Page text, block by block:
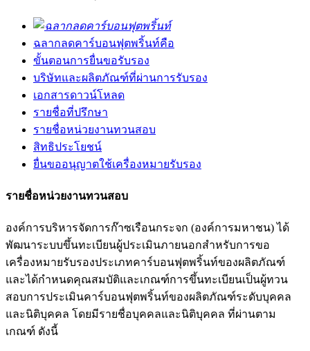
ฉลากลดคาร์บอนฟุตพริ้นท์คือ
ขั้นตอนการยื่นขอรับรอง
บริษัทและผลิตภัณฑ์ที่ผ่านการรับรอง
เอกสารดาวน์โหลด
รายชื่อที่ปรึกษา
รายชื่อหน่วยงานทวนสอบ
สิทธิประโยชน์
ยื่นขออนุญาตใช้เครื่องหมายรับรอง
รายชื่อหน่วยงานทวนสอบ
องค์การบริหารจัดการก๊าซเรือนกระจก (องค์การมหาชน) ได้
พัฒนาระบบขึ้นทะเบียนผู้ประเมินภายนอกสำหรับการขอ
เครื่องหมายรับรองประเภทคาร์บอนฟุตพริ้นท์ของผลิตภัณฑ์
และได้กำหนดคุณสมบัติและเกณฑ์การขึ้นทะเบียนเป็นผู้ทวน
สอบการประเมินคาร์บอนฟุตพริ้นท์ของผลิตภัณฑ์ระดับบุคคล
และนิติบุคคล โดยมีรายชื่อบุคคลและนิติบุคคล ที่ผ่านตาม
เกณฑ์ ดังนี้